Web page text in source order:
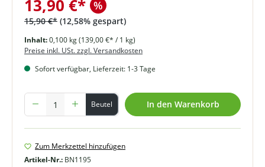
13,90 €* %
15,90 €* (12,58% gespart)
Inhalt:0,100 kg(139,00 €* / 1 kg)
Preise inkl. USt. zzgl. Versandkosten
Sofort verfügbar, Lieferzeit: 1-3 Tage
Produkt Anzahl: Gib den gewünschten Wert ein oder benutze die
Beutel In den Warenkorb
Zum Merkzettel hinzufügen
Artikel-Nr.: BN1195